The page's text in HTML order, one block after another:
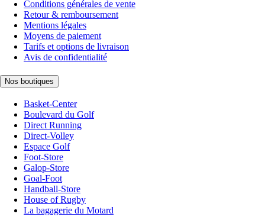
Conditions générales de vente
Retour & remboursement
Mentions légales
Moyens de paiement
Tarifs et options de livraison
Avis de confidentialité
Nos boutiques
Basket-Center
Boulevard du Golf
Direct Running
Direct-Volley
Espace Golf
Foot-Store
Galop-Store
Goal-Foot
Handball-Store
House of Rugby
La bagagerie du Motard